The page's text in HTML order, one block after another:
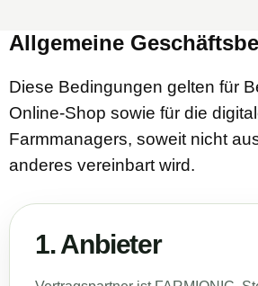
Allgemeine
Diese Bedingungen gelten für
Online-Shop sowie für die
Farmmanagers, soweit nicht
anderes vereinbart wird.
1. Anbieter